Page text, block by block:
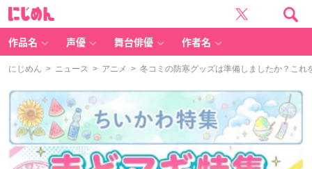
作品名 声優 舞台俳優 作者名
にじめん > ニュース > アニメ > 冬コミの防寒グッズは準備しましたか？これ